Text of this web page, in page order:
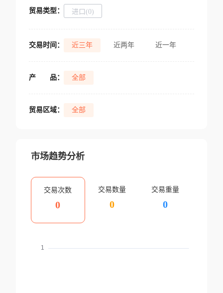
贸易类型： 进口(0)
交易时间： 近三年 近两年 近一年
产 品： 全部
贸易区域： 全部
市场趋势分析
交易次数
0
交易数量
0
交易重量
0